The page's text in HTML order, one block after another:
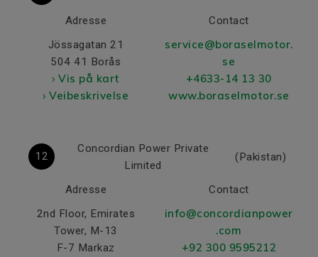
Adresse
Jössagatan 21
504 41 Borås
› Vis på kart
› Veibeskrivelse
Contact
service@boraselmotor.
se
+4633-14 13 30
www.boraselmotor.se
12
Concordian Power Private
Limited
(Pakistan)
Adresse
2nd Floor, Emirates
Tower, M-13
F-7 Markaz
Contact
info@concordianpower
.com
+92 300 9595212